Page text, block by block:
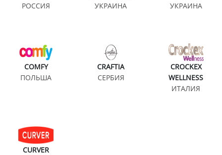
РОССИЯ
УКРАИНА
УКРАИНА
COMFY
ПОЛЬША
CRAFTIA
СЕРБИЯ
CROCKEX
WELLNESS
ИТАЛИЯ
CURVER